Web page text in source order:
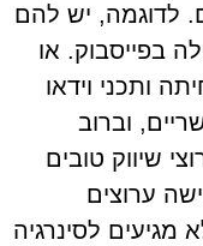
לדוגמה, יש להם
בפייסבוק. או
ותכני וידאו
וברוב
שיווק טובים
ערוצים
מגיעים לסינרגיה